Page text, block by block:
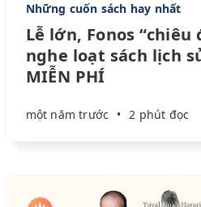
Những cuốn sách hay nhất
Lễ lớn, Fonos “chiêu
nghe loạt sách lịch
MIỄN PHÍ
một năm trước • 2 phút đọc